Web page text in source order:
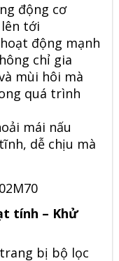
động cơ
tới
động mạnh
chỉ gia
mùi hôi mà
quá trình
mái nấu
dễ chịu mà
tính – Khử
trang bị bộ lọc